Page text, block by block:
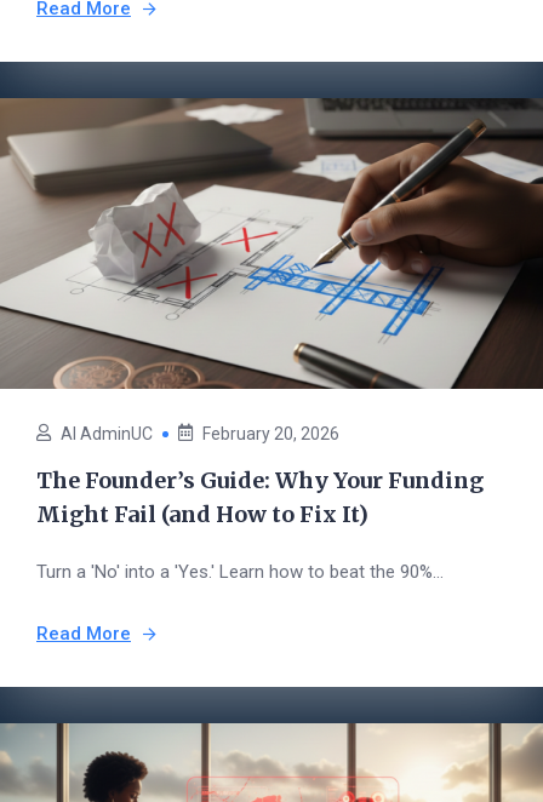
Read More
AI AdminUC February 20, 2026
The Founder’s Guide: Why Your Funding
Might Fail (and How to Fix It)
Turn a 'No' into a 'Yes.' Learn how to beat the 90%...
Read More